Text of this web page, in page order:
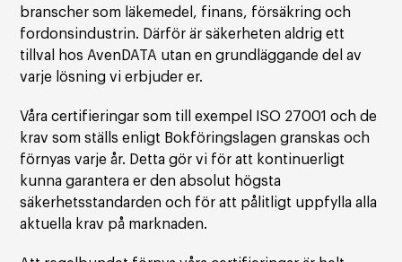
branscher som läkemedel, finans, försäkring och
fordonsindustrin. Därför är säkerheten aldrig ett
tillval hos AvenDATA utan en grundläggande del av
varje lösning vi erbjuder er.
Våra certifieringar som till exempel ISO 27001 och de
krav som ställs enligt Bokföringslagen granskas och
förnyas varje år. Detta gör vi för att kontinuerligt
kunna garantera er den absolut högsta
säkerhetsstandarden och för att pålitligt uppfylla alla
aktuella krav på marknaden.